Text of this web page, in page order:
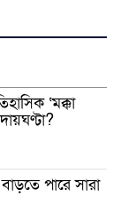
‘মক্কা
পারে সারা